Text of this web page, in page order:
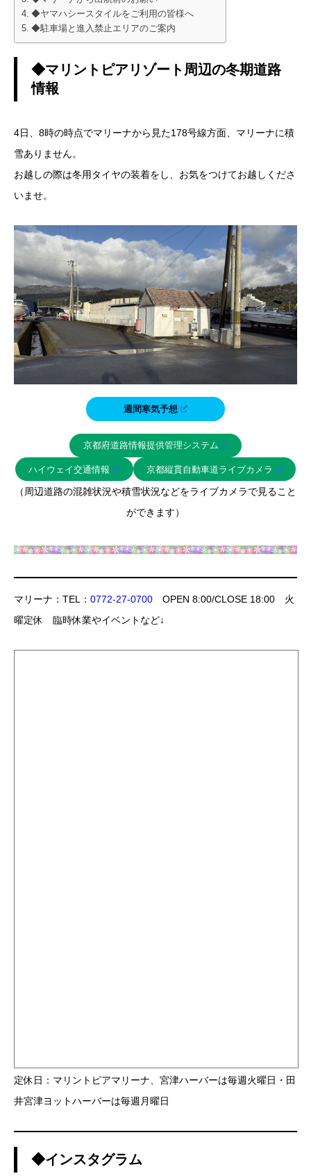
◆ヤマハシースタイルをご利用の皆様へ
◆駐車場と進入禁止エリアのご案内
◆マリントピアリゾート周辺の冬期道路
情報
4日、8時の時点でマリーナから見た178号線方面、マリーナに積
雪ありません。
お越しの際は冬用タイヤの装着をし、お気をつけてお越しくださ
いませ。
週間寒気予想
京都府道路情報提供管理システム
ハイウェイ交通情報 京都縦貫自動車道ライブカメラ
（周辺道路の混雑状況や積雪状況などをライブカメラで見ること
ができます）
マリーナ：TEL： 0772-27-0700 OPEN 8:00/CLOSE 18:00 火
曜定休 臨時休業やイベントなど↓
定休日：マリントピアマリーナ、宮津ハーバーは毎週火曜日・田
井宮津ヨットハーバーは毎週月曜日
◆インスタグラム